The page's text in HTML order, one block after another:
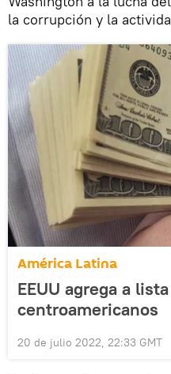
la corrupción y la
América Latina
EEUU agrega a
centroamericanos
20 de julio 2022, 22:33 GMT